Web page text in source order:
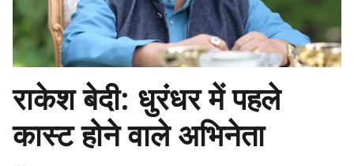
राकेश बेदी: धुरंधर में पहले
कास्ट होने वाले अभिनेता